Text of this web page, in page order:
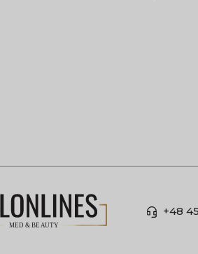
+48